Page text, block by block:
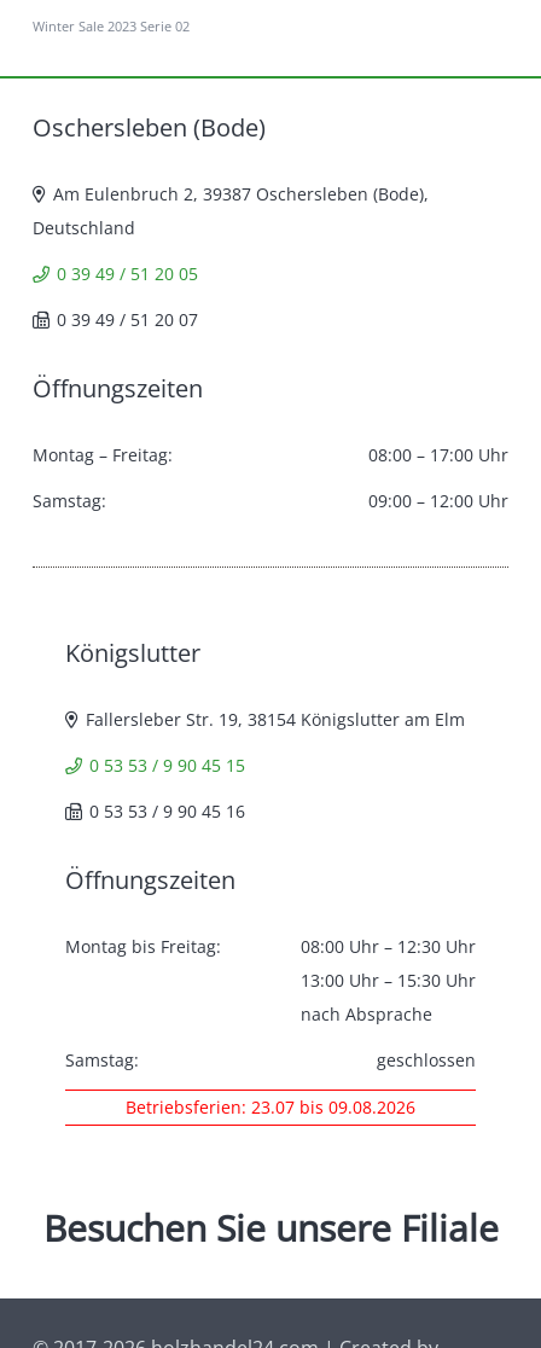
Winter Sale 2023 Serie 02
Oschersleben (Bode)
Am Eulenbruch 2, 39387 Oschersleben (Bode),
Deutschland
0 39 49 / 51 20 05
0 39 49 / 51 20 07
Öffnungszeiten
Montag – Freitag:
08:00 – 17:00 Uhr
Samstag:
09:00 – 12:00 Uhr
Königslutter
Fallersleber Str. 19, 38154 Königslutter am Elm
0 53 53 / 9 90 45 15
0 53 53 / 9 90 45 16
Öffnungszeiten
Montag bis Freitag:
08:00 Uhr – 12:30 Uhr
13:00 Uhr – 15:30 Uhr
nach Absprache
Samstag:
geschlossen
Betriebsferien: 23.07 bis 09.08.2026
Besuchen Sie unsere Filiale